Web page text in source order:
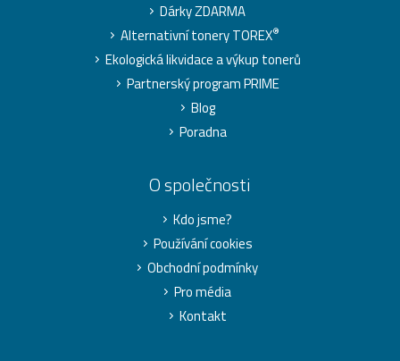
Dárky ZDARMA
Alternativní tonery TOREX®
Ekologická likvidace a výkup tonerů
Partnerský program PRIME
Blog
Poradna
O společnosti
Kdo jsme?
Používání cookies
Obchodní podmínky
Pro média
Kontakt